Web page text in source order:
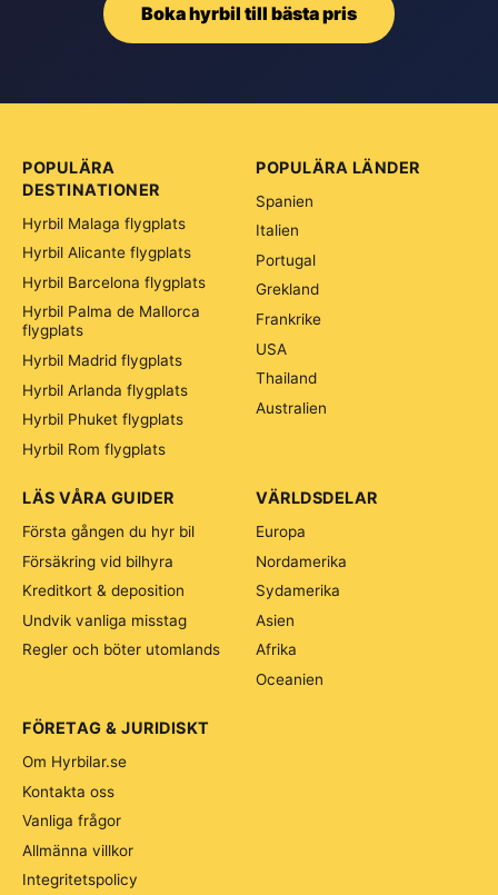
Boka hyrbil till bästa pris
POPULÄRA
DESTINATIONER
Hyrbil Malaga flygplats
Hyrbil Alicante flygplats
Hyrbil Barcelona flygplats
Hyrbil Palma de Mallorca
flygplats
Hyrbil Madrid flygplats
Hyrbil Arlanda flygplats
Hyrbil Phuket flygplats
Hyrbil Rom flygplats
POPULÄRA LÄNDER
Spanien
Italien
Portugal
Grekland
Frankrike
USA
Thailand
Australien
VÄRLDSDELAR
Europa
Nordamerika
Sydamerika
Asien
Afrika
Oceanien
LÄS VÅRA GUIDER
Första gången du hyr bil
Försäkring vid bilhyra
Kreditkort & deposition
Undvik vanliga misstag
Regler och böter utomlands
FÖRETAG & JURIDISKT
Om Hyrbilar.se
Kontakta oss
Vanliga frågor
Allmänna villkor
Integritetspolicy